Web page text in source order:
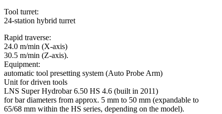
Tool turret:
24-station hybrid turret
Rapid traverse:
24.0 m/min (X-axis)
30.5 m/min (Z-axis).
Equipment:
automatic tool presetting system (Auto Probe Arm)
Unit for driven tools
LNS Super Hydrobar 6.50 HS 4.6 (built in 2011)
for bar diameters from approx. 5 mm to 50 mm (expandable to
65/68 mm within the HS series, depending on the model).